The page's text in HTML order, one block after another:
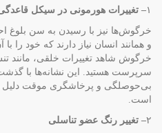
۱– تغییرات هورمونی در سیکل
خرگوش‌ها نیز با رسیدن به سن بلوغ
و همانند انسان نیاز دارند که خود را
خرگوش شاهد تغییرات خلقی، مانند
سرپرست هستید. این نشانه‌ها با
بی‌حوصلگی و پرخاشگری موقت دلیل
است.
۲– تغییر رنگ عضو تناسلی